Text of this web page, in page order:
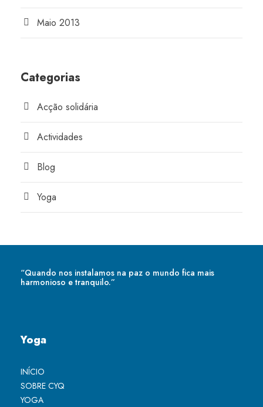
Maio 2013
Categorias
Acção solidária
Actividades
Blog
Yoga
“Quando nos instalamos na paz o mundo fica mais
harmonioso e tranquilo.”
Yoga
INÍCIO
SOBRE CYQ
YOGA